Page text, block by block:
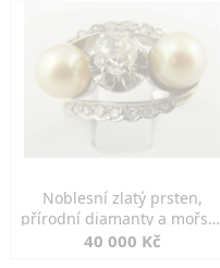
Noblesní zlatý prsten,
přírodní diamanty a mořské
perly
40 000 Kč